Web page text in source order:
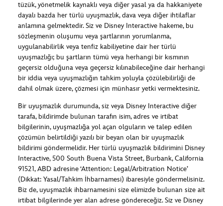
tüzük, yönetmelik kaynaklı veya diğer yasal ya da hakkaniyete
dayalı bazda her türlü uyuşmazlık, dava veya diğer ihtilaflar
anlamına gelmektedir. Siz ve Disney Interactive hakeme, bu
sözleşmenin oluşumu veya şartlarının yorumlanma,
uygulanabilirlik veya tenfiz kabiliyetine dair her türlü
uyuşmazlığı; bu şartların tümü veya herhangi bir kısmının
geçersiz olduğuna veya geçersiz kılınabileceğine dair herhangi
bir iddia veya uyuşmazlığın tahkim yoluyla çözülebilirliği de
dahil olmak üzere, çözmesi için münhasır yetki vermektesiniz.
Bir uyuşmazlık durumunda, siz veya Disney Interactive diğer
tarafa, bildirimde bulunan tarafın isim, adres ve irtibat
bilgilerinin, uyuşmazlığa yol açan olguların ve talep edilen
çözümün belirtildiği yazılı bir beyan olan bir uyuşmazlık
bildirimi göndermelidir. Her türlü uyuşmazlık bildirimini Disney
Interactive, 500 South Buena Vista Street, Burbank, California
91521, ABD adresine ‘Attention: Legal/Arbitration Notice’
(Dikkat: Yasal/Tahkim İhbarnamesi) ibaresiyle göndermelisiniz.
Biz de, uyuşmazlık ihbarnamesini size elimizde bulunan size ait
irtibat bilgilerinde yer alan adrese göndereceğiz. Siz ve Disney